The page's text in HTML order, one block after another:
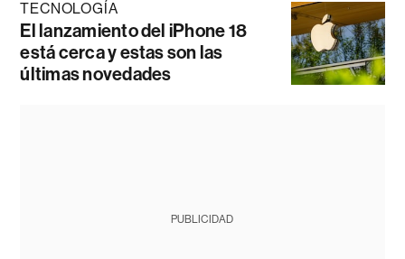
TECNOLOGÍA
El lanzamiento del iPhone 18
está cerca y estas son las
últimas novedades
PUBLICIDAD